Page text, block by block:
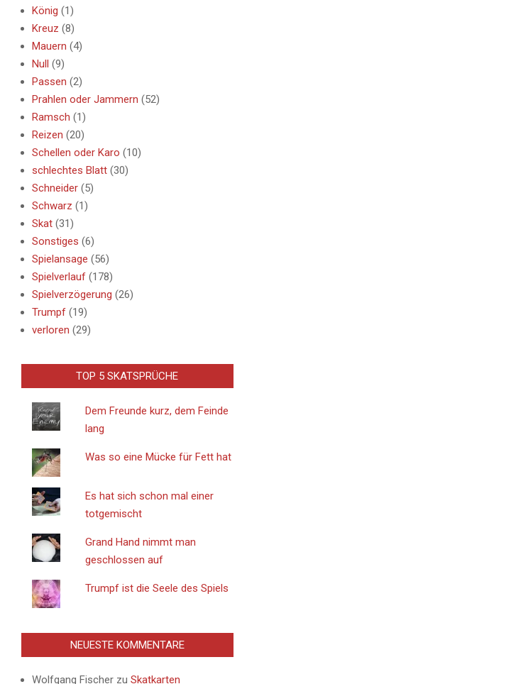
König (1)
Kreuz (8)
Mauern (4)
Null (9)
Passen (2)
Prahlen oder Jammern (52)
Ramsch (1)
Reizen (20)
Schellen oder Karo (10)
schlechtes Blatt (30)
Schneider (5)
Schwarz (1)
Skat (31)
Sonstiges (6)
Spielansage (56)
Spielverlauf (178)
Spielverzögerung (26)
Trumpf (19)
verloren (29)
TOP 5 SKATSPRÜCHE
Dem Freunde kurz, dem Feinde
lang
Was so eine Mücke für Fett hat
Es hat sich schon mal einer
totgemischt
Grand Hand nimmt man
geschlossen auf
Trumpf ist die Seele des Spiels
NEUESTE KOMMENTARE
Wolfgang Fischer zu Skatkarten